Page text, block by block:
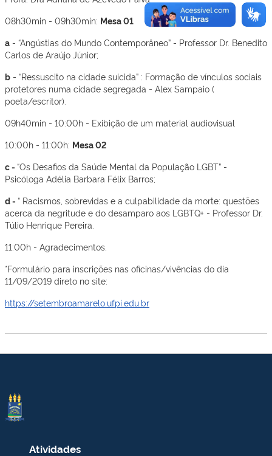
08h30min - 09h30min: Mesa 01
a - “Angústias do Mundo Contemporâneo” - Professor Dr. Benedito
Carlos de Araújo Júnior;
b - “Ressuscito na cidade suicida” : Formação de vínculos sociais
protetores numa cidade segregada - Alex Sampaio (
poeta/escritor).
09h40min - 10:00h - Exibição de um material audiovisual
10:00h - 11:00h: Mesa 02
c - “Os Desafios da Saúde Mental da População LGBT” -
Psicóloga Adélia Barbara Félix Barros;
d - “ Racismos, sobrevidas e a culpabilidade da morte: questões
acerca da negritude e do desamparo aos LGBTQ+ - Professor Dr.
Túlio Henrique Pereira.
11:00h - Agradecimentos.
*Formulário para inscrições nas oficinas/vivências do dia
11/09/2019 direto no site:
https://setembroamarelo.ufpi.edu.br
Atividades